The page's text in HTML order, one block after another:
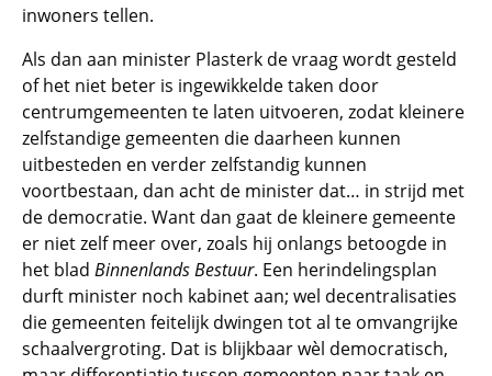
inwoners tellen.
Als dan aan minister Plasterk de vraag wordt gesteld
of het niet beter is ingewikkelde taken door
centrumgemeenten te laten uitvoeren, zodat kleinere
zelfstandige gemeenten die daarheen kunnen
uitbesteden en verder zelfstandig kunnen
voortbestaan, dan acht de minister dat… in strijd met
de democratie. Want dan gaat de kleinere gemeente
er niet zelf meer over, zoals hij onlangs betoogde in
het blad Binnenlands Bestuur. Een herindelingsplan
durft minister noch kabinet aan; wel decentralisaties
die gemeenten feitelijk dwingen tot al te omvangrijke
schaalvergroting. Dat is blijkbaar wèl democratisch,